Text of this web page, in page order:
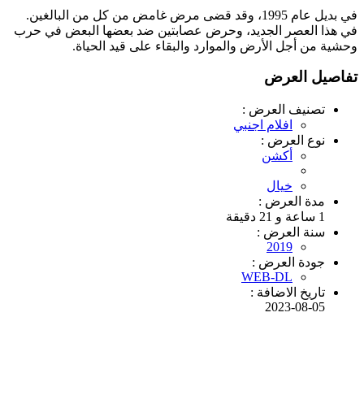
في بديل عام 1995، وقد قضى مرض غامض من كل من البالغين.
في هذا العصر الجديد، وحرض عصابتين ضد بعضها البعض في حرب
وحشية من أجل الأرض والموارد والبقاء على قيد الحياة.
تفاصيل العرض
تصنيف العرض :
افلام اجنبي
نوع العرض :
أكشن
خيال
مدة العرض :
1 ساعة و 21 دقيقة
سنة العرض :
2019
جودة العرض :
WEB-DL
تاريخ الاضافة :
2023-08-05